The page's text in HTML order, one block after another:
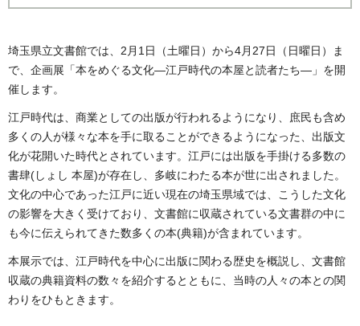
埼玉県立文書館では、2月1日（土曜日）から4月27日（日曜日）ま
で、企画展「本をめぐる文化―江戸時代の本屋と読者たち―」を開
催します。
江戸時代は、商業としての出版が行われるようになり、庶民も含め
多くの人が様々な本を手に取ることができるようになった、出版文
化が花開いた時代とされています。江戸には出版を手掛ける多数の
書肆(しょし 本屋)が存在し、多岐にわたる本が世に出されました。
文化の中心であった江戸に近い現在の埼玉県域では、こうした文化
の影響を大きく受けており、文書館に収蔵されている文書群の中に
も今に伝えられてきた数多くの本(典籍)が含まれています。
本展示では、江戸時代を中心に出版に関わる歴史を概説し、文書館
収蔵の典籍資料の数々を紹介するとともに、当時の人々の本との関
わりをひもときます。